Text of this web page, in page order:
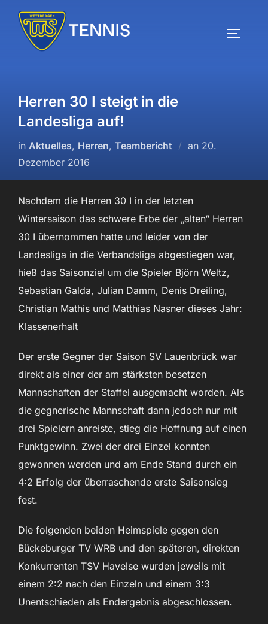
Inhalt
springen
Herren 30 I steigt in die
Landesliga auf!
in Aktuelles, Herren, Teambericht an Veröffentlicht
20.
Dezember 2016
Nachdem die Herren 30 I in der letzten
Wintersaison das schwere Erbe der „alten“ Herren
30 I übernommen hatte und leider von der
Landesliga in die Verbandsliga abgestiegen war,
hieß das Saisonziel um die Spieler Björn Weltz,
Sebastian Galda, Julian Damm, Denis Dreiling,
Christian Mathis und Matthias Nasner dieses Jahr:
Klassenerhalt
Der erste Gegner der Saison SV Lauenbrück war
direkt als einer der am stärksten besetzen
Mannschaften der Staffel ausgemacht worden. Als
die gegnerische Mannschaft dann jedoch nur mit
drei Spielern anreiste, stieg die Hoffnung auf einen
Punktgewinn. Zwei der drei Einzel konnten
gewonnen werden und am Ende Stand durch ein
4:2 Erfolg der überraschende erste Saisonsieg
fest.
Die folgenden beiden Heimspiele gegen den
Bückeburger TV WRB und den späteren, direkten
Konkurrenten TSV Havelse wurden jeweils mit
einem 2:2 nach den Einzeln und einem 3:3
Unentschieden als Endergebnis abgeschlossen.